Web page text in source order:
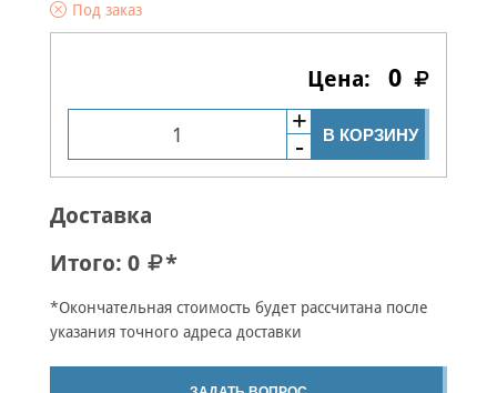
Под заказ
0
В КОРЗИНУ
Доставка
Итого: 0 *
*Окончательная стоимость будет рассчитана после
указания точного адреса доставки